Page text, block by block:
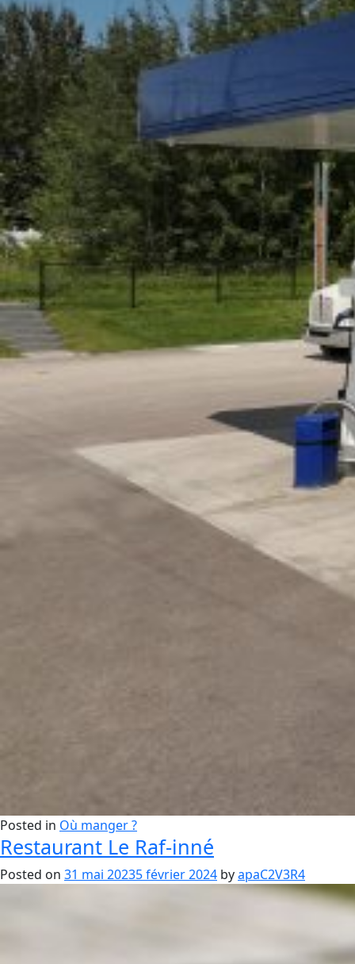
Posted in Où manger ?
Restaurant Le Raf-inné
Posted on 31 mai 20235 février 2024 byapaC2V3R4